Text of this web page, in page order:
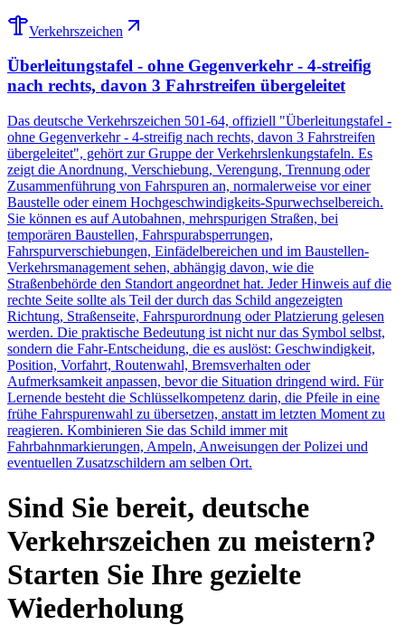
Verkehrszeichen
Überleitungstafel - ohne Gegenverkehr - 4-streifig
nach rechts, davon 3 Fahrstreifen übergeleitet
Das deutsche Verkehrszeichen 501-64, offiziell "Überleitungstafel -
ohne Gegenverkehr - 4-streifig nach rechts, davon 3 Fahrstreifen
übergeleitet", gehört zur Gruppe der Verkehrslenkungstafeln. Es
zeigt die Anordnung, Verschiebung, Verengung, Trennung oder
Zusammenführung von Fahrspuren an, normalerweise vor einer
Baustelle oder einem Hochgeschwindigkeits-Spurwechselbereich.
Sie können es auf Autobahnen, mehrspurigen Straßen, bei
temporären Baustellen, Fahrspurabsperrungen,
Fahrspurverschiebungen, Einfädelbereichen und im Baustellen-
Verkehrsmanagement sehen, abhängig davon, wie die
Straßenbehörde den Standort angeordnet hat. Jeder Hinweis auf die
rechte Seite sollte als Teil der durch das Schild angezeigten
Richtung, Straßenseite, Fahrspurordnung oder Platzierung gelesen
werden. Die praktische Bedeutung ist nicht nur das Symbol selbst,
sondern die Fahr-Entscheidung, die es auslöst: Geschwindigkeit,
Position, Vorfahrt, Routenwahl, Bremsverhalten oder
Aufmerksamkeit anpassen, bevor die Situation dringend wird. Für
Lernende besteht die Schlüsselkompetenz darin, die Pfeile in eine
frühe Fahrspurenwahl zu übersetzen, anstatt im letzten Moment zu
reagieren. Kombinieren Sie das Schild immer mit
Fahrbahnmarkierungen, Ampeln, Anweisungen der Polizei und
eventuellen Zusatzschildern am selben Ort.
Sind Sie bereit, deutsche
Verkehrszeichen zu meistern?
Starten Sie Ihre gezielte
Wiederholung